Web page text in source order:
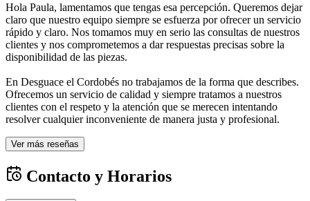
Hola Paula, lamentamos que tengas esa percepción. Queremos dejar
claro que nuestro equipo siempre se esfuerza por ofrecer un servicio
rápido y claro. Nos tomamos muy en serio las consultas de nuestros
clientes y nos comprometemos a dar respuestas precisas sobre la
disponibilidad de las piezas.
En Desguace el Cordobés no trabajamos de la forma que describes.
Ofrecemos un servicio de calidad y siempre tratamos a nuestros
clientes con el respeto y la atención que se merecen intentando
resolver cualquier inconveniente de manera justa y profesional.
Ver más reseñas
Contacto y Horarios